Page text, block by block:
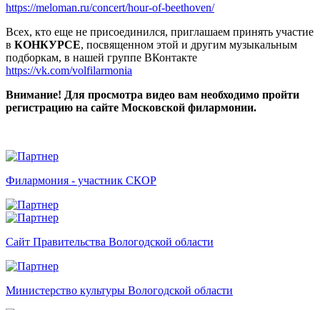
https://meloman.ru/concert/hour-of-beethoven/
Всех, кто еще не присоединился, приглашаем принять участие
в КОНКУРСЕ, посвященном этой и другим музыкальным
подборкам, в нашей группе ВКонтакте
https://vk.com/volfilarmonia
Внимание! Для просмотра видео вам необходимо пройти
регистрацию на сайте Московской филармонии.
Филармония - участник СКОР
Сайт Правительства Вологодской области
Министерство культуры Вологодской области